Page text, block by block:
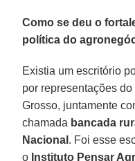
Como se deu o
política do
Existia um escritório
por representações
Grosso, juntamente
chamada bancada
Nacional . Foi esse
o Instituto Pensar